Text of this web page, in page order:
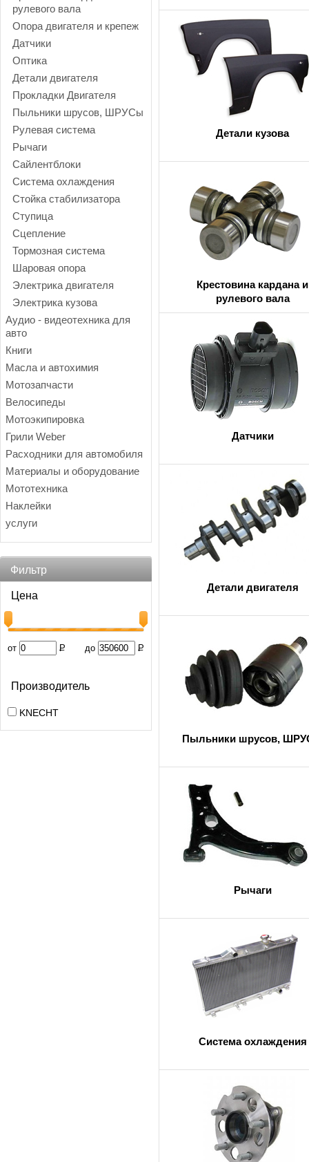
рулевого вала
Опора двигателя и крепеж
Датчики
Оптика
Детали двигателя
Прокладки Двигателя
Пыльники шрусов, ШРУСы
Рулевая система
Рычаги
Сайлентблоки
Система охлаждения
Стойка стабилизатора
Ступица
Сцепление
Тормозная система
Шаровая опора
Электрика двигателя
Электрика кузова
Аудио - видеотехника для
авто
Книги
Масла и автохимия
Мотозапчасти
Велосипеды
Мотоэкипировка
Грили Weber
Расходники для автомобиля
Материалы и оборудование
Мототехника
Наклейки
услуги
Фильтр
Цена
от Р до Р
Производитель
KNECHT
Детали кузова
Крестовина кардана и
рулевого вала
Датчики
Детали двигателя
Пыльники шрусов,
Рычаги
Система охлаждения